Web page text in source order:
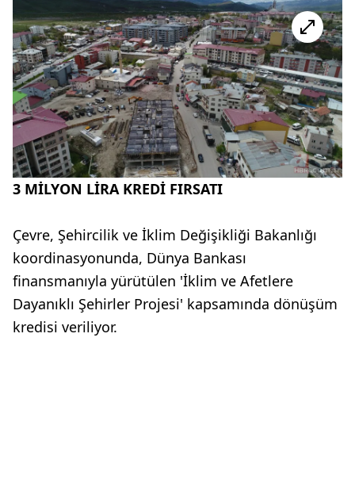
3 MİLYON LİRA KREDİ FIRSATI
Çevre, Şehircilik ve İklim Değişikliği Bakanlığı
koordinasyonunda, Dünya Bankası
finansmanıyla yürütülen 'İklim ve Afetlere
Dayanıklı Şehirler Projesi' kapsamında dönüşüm
kredisi veriliyor.